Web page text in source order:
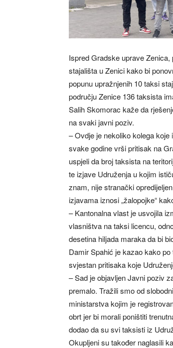
Ispred Gradske uprave
stajališta u Zenici kako bi
popunu upražnjenih 10 taksi
području Zenice 136 taksista
Salih Skomorac kaže da
na svaki javni poziv.
– Ovdje je nekoliko kolega
svake godine vrši pritisak na
uspjeli da broj taksista na
te izjave Udruženja u kojim
znam, nije stranački
izjavama iznosi „žalopojke“
– Kantonalna vlast je usvojila
vlasništva na taksi licencu,
desetina hiljada maraka da bi
Damir Spahić je kazao kako
svjestan pritisaka koje
– Sad je objavljen Javni poziv
premalo. Tražili smo od
ministarstva kojim je
obrt jer bi morali poništiti
dodao da su svi taksisti iz
Okupljeni su također naglasili